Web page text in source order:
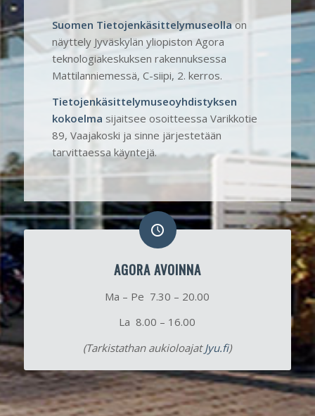
Suomen Tietojenkäsittelymuseollaon
näyttely Jyväskylän yliopiston Agora
teknologia­keskuksen rakennuksessa
Mattilan­niemessä, C-siipi, 2. kerros.
Tietojenkäsittelymuseoyhdistyksen
kokoelma sijaitsee osoitteessa Varikkotie
89, Vaajakoski ja sinne järjestetään
tarvittaessa käyntejä.
AGORA AVOINNA
Ma – Pe 7.30 – 20.00
La 8.00 – 16.00
(Tarkistathan aukioloajatJyu.fi)